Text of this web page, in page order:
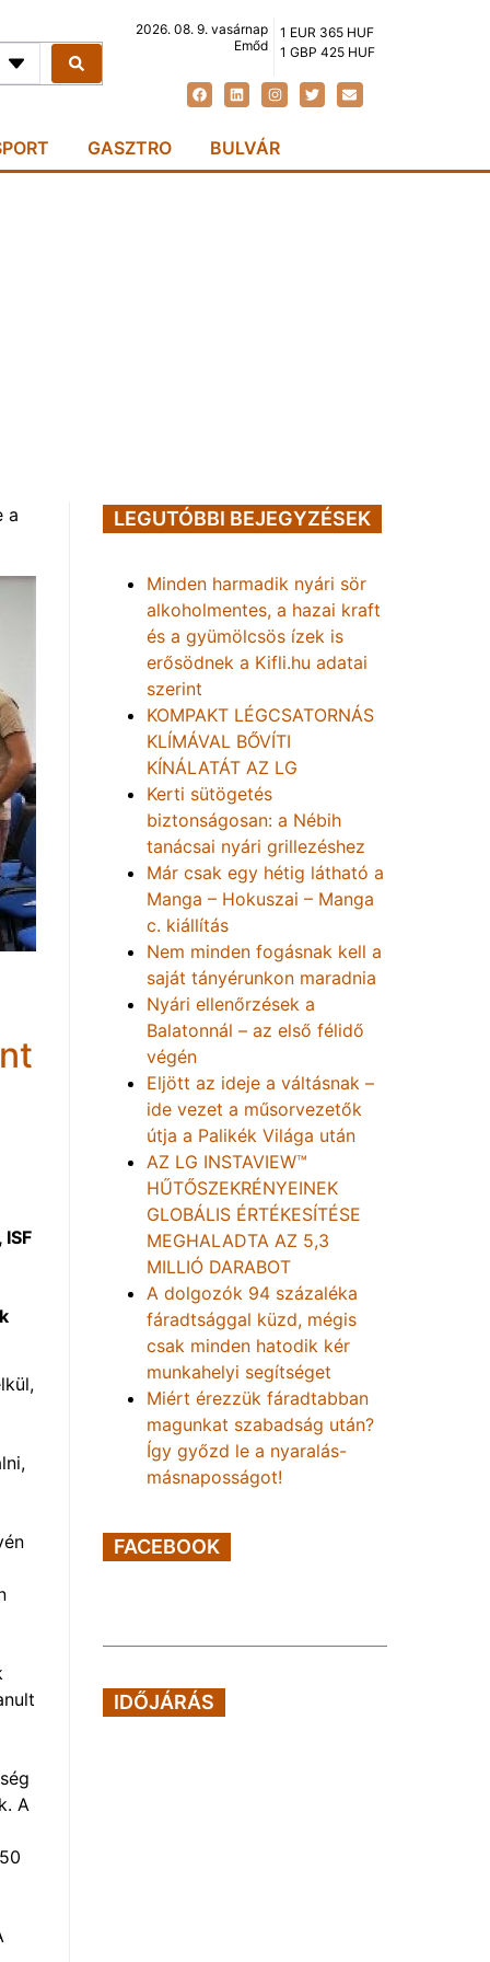
2026. 08. 9. vasárnap
Emőd
1 EUR 365 HUF
1 GBP 425 HUF
GASZTRO BULVÁR
a
A
LEGUTÓBBI BEJEGYZÉSEK
Minden harmadik nyári sör
alkoholmentes, a hazai kraft
és a gyümölcsös ízek is
erősödnek a Kifli.hu adatai
szerint
KOMPAKT LÉGCSATORNÁS
KLÍMÁVAL BŐVÍTI
KÍNÁLATÁT AZ LG
Kerti sütögetés
biztonságosan: a Nébih
tanácsai nyári grillezéshez
Már csak egy hétig látható a
Manga – Hokuszai – Manga
c. kiállítás
Nem minden fogásnak kell a
saját tányérunkon maradnia
Nyári ellenőrzések a
Balatonnál – az első félidő
végén
Eljött az ideje a váltásnak –
ide vezet a műsorvezetők
útja a Palikék Világa után
AZ LG INSTAVIEW™
HŰTŐSZEKRÉNYEINEK
GLOBÁLIS ÉRTÉKESÍTÉSE
MEGHALADTA AZ 5,3
MILLIÓ DARABOT
A dolgozók 94 százaléka
fáradtsággal küzd, mégis
csak minden hatodik kér
munkahelyi segítséget
Miért érezzük fáradtabban
magunkat szabadság után?
Így győzd le a nyaralás-
másnaposságot!
FACEBOOK
IDŐJÁRÁS